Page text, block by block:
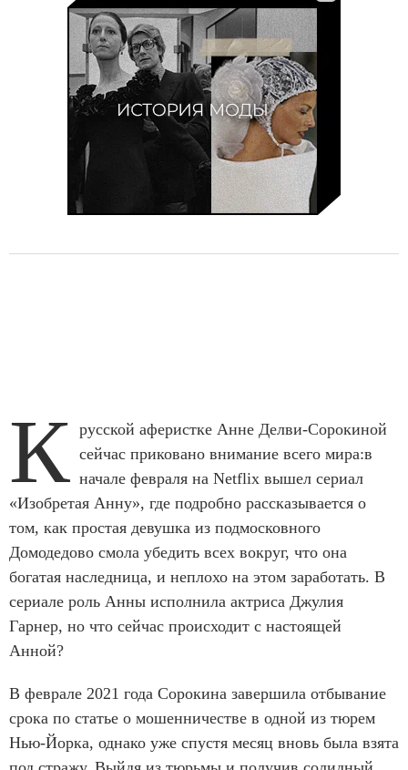
К русской аферистке Анне Делви-Сорокиной
сейчас приковано внимание всего мира:в
начале февраля на Netflix вышел сериал
«Изобретая Анну», где подробно рассказывается о
том, как простая девушка из подмосковного
Домодедово смола убедить всех вокруг, что она
богатая наследница, и неплохо на этом заработать. В
сериале роль Анны исполнила актриса Джулия
Гарнер, но что сейчас происходит с настоящей
Анной?
В феврале 2021 года Сорокина завершила отбывание
срока по статье о мошенничестве в одной из тюрем
Нью-Йорка, однако уже спустя месяц вновь была взята